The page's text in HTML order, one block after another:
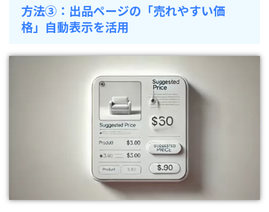
方法③：出品ページの「売れやすい価
格」自動表示を活用